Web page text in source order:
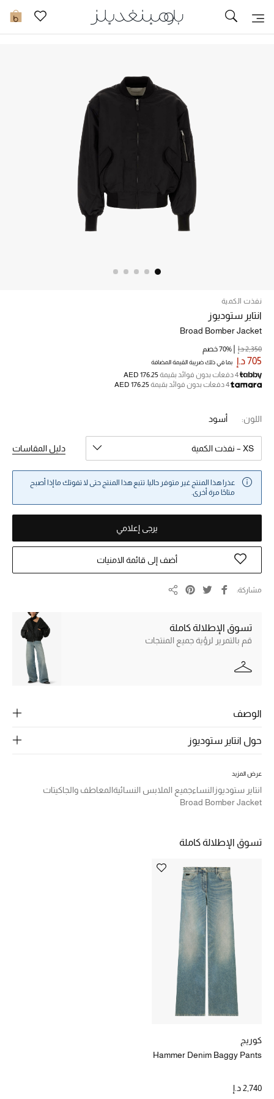
0 تخفيضات
تسوقوا الآن
ما وصلنا حديثاً
النساء
الحقائب النسائية
الرجال
مستلزمات المنزل
المجوهرات
جديد لدينا
خصومات
ما وصلنا حديثاً
الموسم الجديد
ركن أناقة المنتجعات
حصريًا عبر الإنترنت
جميع إصدارتنا النسائية
تشكيلة المناسبات للنساء
الحب للمحلي
نفذت الكمية
انتاير ستوديوز
Broad Bomber Jacket
705 د.إ بما في ذلك ضريبة القيمة المضافة
2,350 د.إ 70% خصم
4 دفعات بدون فوائد بقيمة
AED 176.25
4 دفعات بدون فوائد بقيمة
AED 176.25
اللون: أسود
XS – نفذت الكمية دليل المقاسات
عذرا هذا المنتج غير متوفر حاليا. تتبع هذا المنتج حتى لا تفوتك ما إذا أصبح
متاحًا مرة أخرى.
يرجى إعلامي
أضف إلى قائمة الامنيات
مشاركة
تسوق الإطلالة كاملة
قم بالتمرير لرؤية جميع المنتجات
الوصف
حول انتاير ستوديوز
عرض المزيد
انتاير ستوديوز النساءجميع الملابس النسائيةالمعاطف والجاكيتات
Broad Bomber Jacket
تسوق الإطلالة كاملة
كوريج
Hammer Denim Baggy Pants
2,740 د.إ